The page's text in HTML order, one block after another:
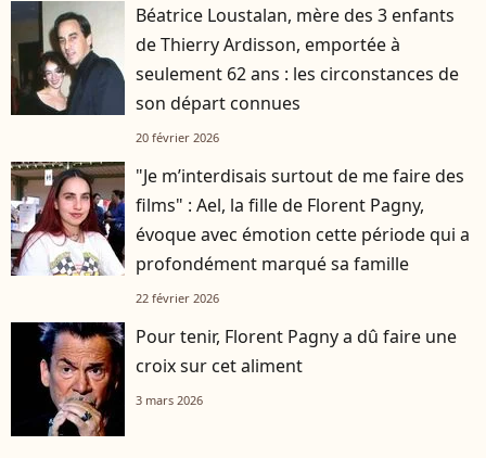
Béatrice Loustalan, mère des 3 enfants
de Thierry Ardisson, emportée à
seulement 62 ans : les circonstances de
son départ connues
20 février 2026
"Je m’interdisais surtout de me faire des
films" : Ael, la fille de Florent Pagny,
évoque avec émotion cette période qui a
profondément marqué sa famille
22 février 2026
Pour tenir, Florent Pagny a dû faire une
croix sur cet aliment
3 mars 2026